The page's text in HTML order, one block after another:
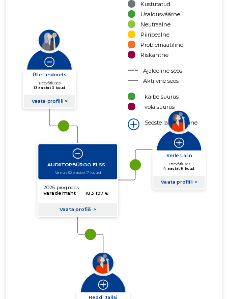
Kustutatud
Usaldusväärne
Neutraalne
Piiripealne
Problemaatiline
Riskantne
Ajalooline seos
Aktiivne seos
käibe suurus
võla suurus
Seoste laiendamine